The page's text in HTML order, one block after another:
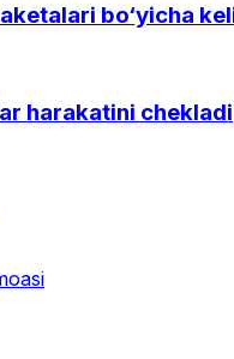
bo‘yicha
harakatini chekladi